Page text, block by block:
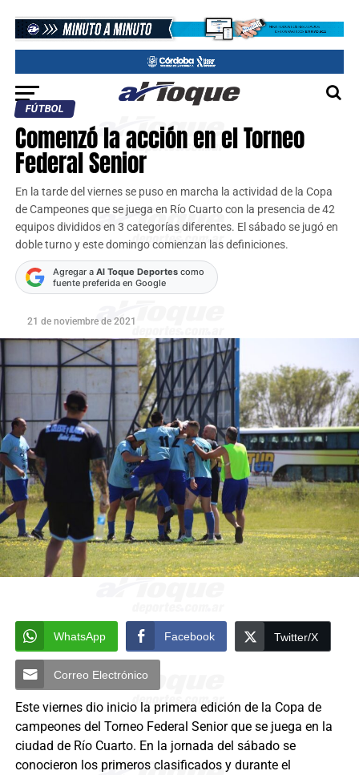
FÚTBOL
Comenzó la acción en el Torneo
Federal Senior
En la tarde del viernes se puso en marcha la actividad de la Copa
de Campeones que se juega en Río Cuarto con la presencia de 42
equipos divididos en 3 categorías diferentes. El sábado se jugó en
doble turno y este domingo comienzan las definiciones.
Agregar a Al Toque Deportescomo
fuente preferida en Google
21 de noviembre de 2021
WhatsApp Facebook Twitter/X
Correo Electrónico
Este viernes dio inicio la primera edición de la Copa de
campeones del Torneo Federal Senior que se juega en la
ciudad de Río Cuarto. En la jornada del sábado se
conocieron los primeros clasificados y durante el